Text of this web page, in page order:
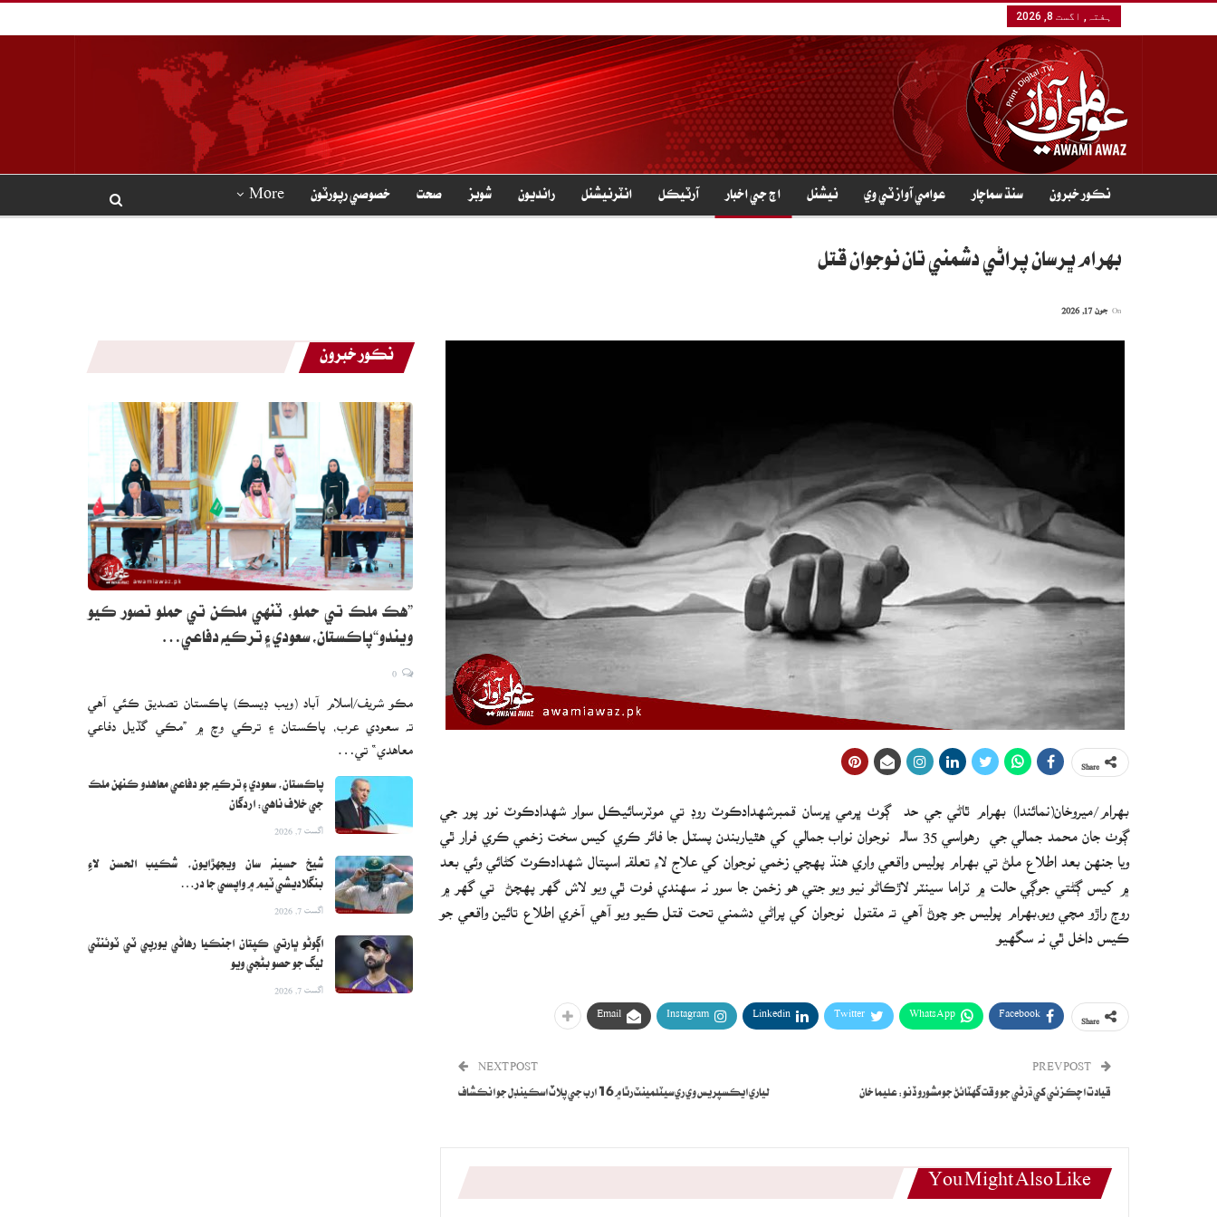
ہفتہ, اگست 8, 2026
نڪور خبرون سنڌ سماچار عوامي آواز ٽي وي نيشنل اڄ جي اخبار آرٽيڪل انٽرنيشنل رانديون شوبز صحت خصوصي رپورٽون More
بهرام ڀرسان پراڻي دشمني تان نوجوان قتل
بهرام/ميروخان(نمائندا) بهرام ٿاڻي جي حد ڳوٺ ڀرمي ڀرسان قمبرشھدادڪوٽ روڊ تي موٽرسائيڪل سوار شهدادڪوٽ نور پور جي
ڳوٺ جان محمد جمالي جي رھواسي 35 ساله نوجوان نواب جمالي کي ھٿياربندن پسٽل جا فائر ڪري کيس سخت زخمي ڪري فرار ٿي
ويا جنهن بعد اطلاع ملڻ تي بهرام پوليس واقعي واري هنڌ پھچي زخمي نوجوان کي علاج لاءِ تعلقه اسپتال شھدادڪوٽ کڻائي وئي بعد
۾ کيس ڳڻتي جوڳي حالت ۾ ٽراما سينٽر لاڙڪاڻو نيو ويو جتي ھو زخمن جا سور نه سهندي فوت ٿي ويو لاش گھر پھچڻ تي گهر ۾
روڄ راڙو مچي ويو،بهرام پوليس جو چوڻ آهي ته مقتول نوجوان کي پراڻي دشمني تحت قتل ڪيو ويو آھي آخري اطلاع تائين واقعي جو
ڪيس داخل ٿي نه سگهيو
Facebook
WhatsApp
Twitter
Linkedin
Instagram
Email
قيادت اچڪزئي کي ڌرڻي جو وقت گهٽائڻ جو مشورو ڏنو: عليما خان
NEXT POST
لياري ايڪسپريس وي ري سيٽلمينٽ رٿا ۾ 16 ارب جي پلاٽ اسڪينڊل جو انڪشاف
You Might Also Like
نڪور خبرون
”هڪ ملڪ تي حملو، ٽنهي ملڪن تي حملو تصور ڪيو
ويندو“پاڪستان، سعودي ۽ ترڪيه دفاعي…
مڪو شريف/اسلام آباد (ويب ڊيسڪ) پاڪستان تصديق ڪئي آهي
ته سعودي عرب، پاڪستان ۽ ترڪي وچ ۾ ”مڪي گڏيل دفاعي
معاهدي“ تي…
پاڪستان، سعودي ۽ ترڪيه جو دفاعي معاهدو ڪنهن ملڪ
جي خلاف ناهي: اردگان
اگست 7, 2026
شيخ حسينه سان ويجهڙايون، شڪيب الحسن لاءِ
بنگلاديشي ٽيم ۾ واپسي جا در…
اگست 7, 2026
اڳوڻو ڀارتي ڪپتان اجنڪيا رهاڻي يورپي ٽي ٽوئنٽي
ليگ جو حصو بڻجي ويو
اگست 7, 2026